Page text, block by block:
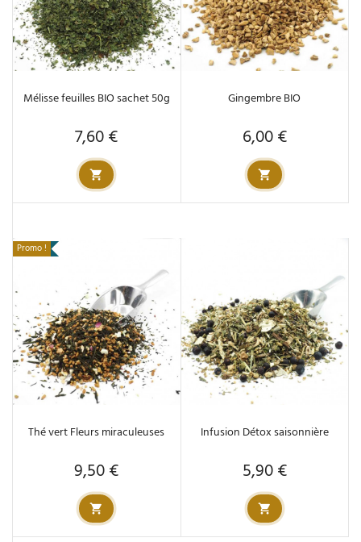
Mélisse feuilles BIO sachet 50g
Prix
7,60 €
Gingembre BIO
Prix
6,00 €
Promo !
Thé vert Fleurs miraculeuses
Prix
9,50 €
Infusion Détox saisonnière
Prix
5,90 €